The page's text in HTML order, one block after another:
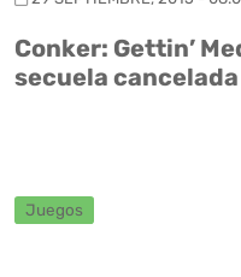
Conker: Gettin’
secuela
Juegos